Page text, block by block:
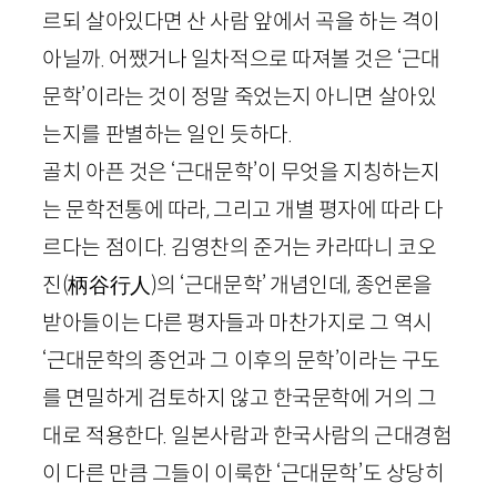
르되 살아있다면 산 사람 앞에서 곡을 하는 격이
아닐까. 어쨌거나 일차적으로 따져볼 것은 ‘근대
문학’이라는 것이 정말 죽었는지 아니면 살아있
는지를 판별하는 일인 듯하다.
골치 아픈 것은 ‘근대문학’이 무엇을 지칭하는지
는 문학전통에 따라, 그리고 개별 평자에 따라 다
르다는 점이다. 김영찬의 준거는 카라따니 코오
진(柄谷行人)의 ‘근대문학’ 개념인데, 종언론을
받아들이는 다른 평자들과 마찬가지로 그 역시
‘근대문학의 종언과 그 이후의 문학’이라는 구도
를 면밀하게 검토하지 않고 한국문학에 거의 그
대로 적용한다. 일본사람과 한국사람의 근대경험
이 다른 만큼 그들이 이룩한 ‘근대문학’도 상당히